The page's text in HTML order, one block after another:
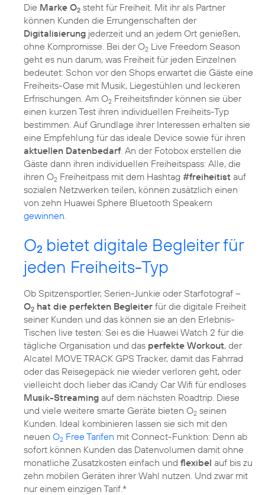
Die Marke O2 steht für Freiheit. Mit ihr als Partner
können Kunden die Errungenschaften der
Digitalisierung jederzeit und an jedem Ort genießen,
ohne Kompromisse. Bei der O2 Live Freedom Season
geht es nun darum, was Freiheit für jeden Einzelnen
bedeutet: Schon vor den Shops erwartet die Gäste eine
Freiheits-Oase mit Musik, Liegestühlen und leckeren
Erfrischungen. Am O2 Freiheitsfinder können sie über
einen kurzen Test ihren individuellen Freiheits-Typ
bestimmen. Auf Grundlage ihrer Interessen erhalten sie
eine Empfehlung für das ideale Device sowie für ihren
aktuellen Datenbedarf . An der Fotobox erstellen die
Gäste dann ihren individuellen Freiheitspass: Alle, die
ihren O2 Freiheitpass mit dem Hashtag #freiheitist auf
sozialen Netzwerken teilen, können zusätzlich einen
von zehn Huawei Sphere Bluetooth Speakern
gewinnen
O2 bietet digitale Begleiter für
jeden Freiheits-Typ
Ob Spitzensportler, Serien-Junkie oder Starfotograf –
O2 hat die perfekten Begleiter für die digitale Freiheit
seiner Kunden und das können sie an den Erlebnis-
Tischen live testen: Sei es die Huawei Watch 2 für die
tägliche Organisation und das perfekte Workout, der
Alcatel MOVE TRACK GPS Tracker, damit das Fahrrad
oder das Reisegepäck nie wieder verloren geht, oder
vielleicht doch lieber das iCandy Car Wifi für endloses
Musik-Streaming auf dem nächsten Roadtrip. Diese
und viele weitere smarte Geräte bieten O2 seinen
Kunden. Ideal kombinieren lassen sie sich mit den
neuen O2 Free Tarifen mit Connect-Funktion: Denn ab
sofort können Kunden das Datenvolumen damit ohne
monatliche Zusatzkosten einfach und flexibel auf bis zu
zehn mobilen Geräten ihrer Wahl nutzen. Und zwar mit
nur einem einzigen Tarif.*